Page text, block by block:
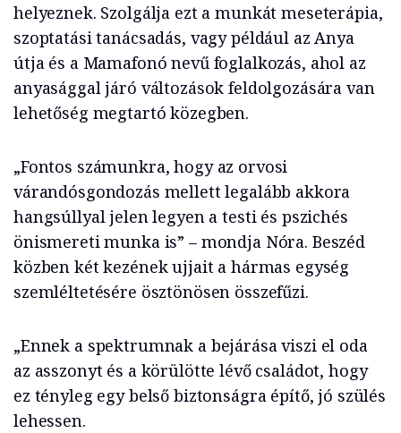
helyeznek. Szolgálja ezt a munkát meseterápia,
szoptatási tanácsadás, vagy például az Anya
útja és a Mamafonó nevű foglalkozás, ahol az
anyasággal járó változások feldolgozására van
lehetőség megtartó közegben.
„Fontos számunkra, hogy az orvosi
várandósgondozás mellett legalább akkora
hangsúllyal jelen legyen a testi és pszichés
önismereti munka is” – mondja Nóra. Beszéd
közben két kezének ujjait a hármas egység
szemléltetésére ösztönösen összefűzi.
„Ennek a spektrumnak a bejárása viszi el oda
az asszonyt és a körülötte lévő családot, hogy
ez tényleg egy belső biztonságra építő, jó szülés
lehessen.